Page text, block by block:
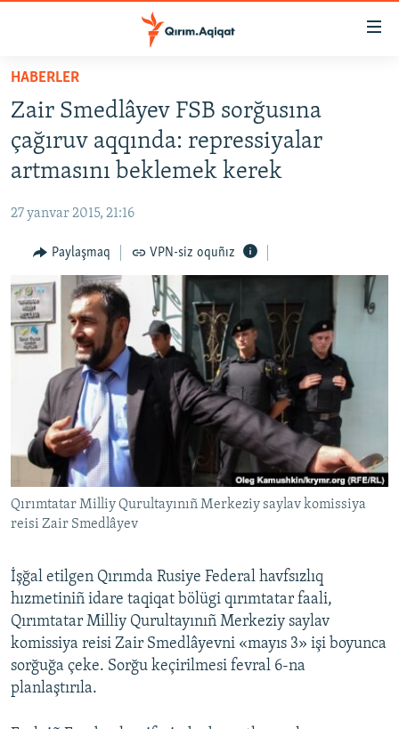
Esas
qaytmaq
Baş
navigatsiyağa
qaytmaq
Qıdıruvğa
qaytmaq
SİYASET
İQTİSADİYAT
MEDENİYET
İNSAN AQLARI
VİDEO
SÜRET
BLOGLAR
FİKİR
Русский
Українською
QOŞULIÑIZ!
RFE/RS bütün saytları
HABERLER
Zair Smedlâyev FSB sorğusına
çağıruv aqqında: repressiyalar
artmasını beklemek kerek
27 yanvar 2015, 21:16
Paylaşmaq VPN-siz oquñız
Qırımtatar Milliy Qurultayınıñ Merkeziy saylav komissiya
reisi Zair Smedlâyev
İşğal etilgen Qırımda Rusiye Federal havfsızlıq
hızmetiniñ idare taqiqat bölügi qırımtatar faali,
Qırımtatar Milliy Qurultayınıñ Merkeziy saylav
komissiya reisi Zair Smedlâyevni «mayıs 3» işi boyunca
sorğuğa çeke. Sorğu keçirilmesi fevral 6-na
planlaştırıla.